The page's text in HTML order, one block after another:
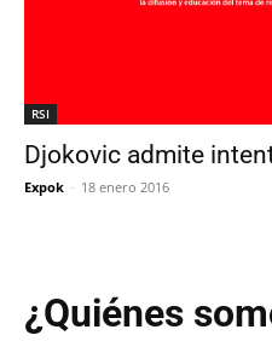
RSI
Djokovic admite
Expok - 18 enero 2016
¿Quiénes